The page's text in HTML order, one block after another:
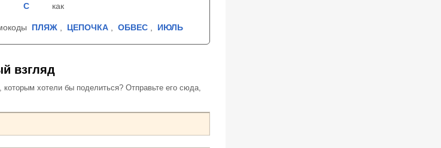
С
как
ПЛЯЖ ЦЕПОЧКА ОБВЕС ИЮЛЬ
взгляд
хотели бы поделиться? Отправьте его сюда,